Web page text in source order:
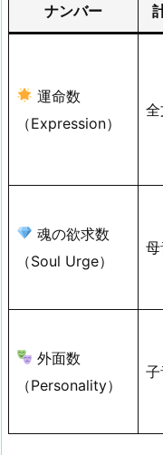
ナンバー
運命数
（Expression）
魂の欲求数
（Soul Urge）
外面数
（Personality）